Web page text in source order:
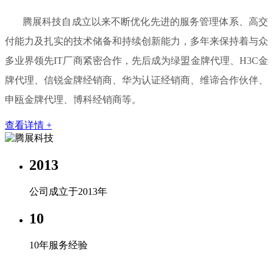
腾展科技自成立以来不断优化先进的服务管理体系、高交
付能力及扎实的技术储备和持续创新能力，多年来保持着与众
多业界领先IT厂商紧密合作，先后成为绿盟金牌代理、H3C金
牌代理、信锐金牌经销商、华为认证经销商、维谛合作伙伴、
申瓯金牌代理、博科经销商等。
查看详情 +
2013
公司成立于2013年
10
10年服务经验